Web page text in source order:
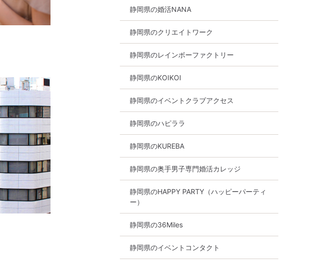
静岡県の婚活NANA
静岡県のクリエイトワーク
静岡県のレインボーファクトリー
静岡県のKOIKOI
静岡県のイベントクラブアクセス
静岡県のハピララ
静岡県のKUREBA
静岡県の奥手男子専門婚活カレッジ
静岡県のHAPPY PARTY（ハッピーパーティ
ー）
静岡県の36Miles
静岡県のイベントコンタクト